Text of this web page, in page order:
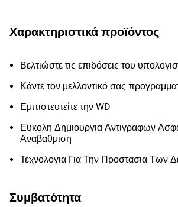
Χαρακτηριστικά προϊόντος
Βελτιώστε τις επιδόσεις του
Κάντε τον μελλοντικό σας
Εμπιστευτείτε την WD
Ευκολη Δημιουργια Αντιγραφων
Αναβαθμιση
Τεχνολογια Για Την Προστασια Των
Συμβατότητα